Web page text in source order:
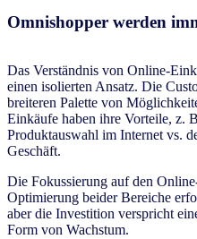
Omnishopper werden
Das Verständnis von Online-
einen isolierten Ansatz. Die
breiteren Palette von
Einkäufe haben ihre Vorteile, z.
Produktauswahl im Internet vs.
Geschäft.
Die Fokussierung auf den
Optimierung beider Bereiche
aber die Investition verspricht
Form von Wachstum.